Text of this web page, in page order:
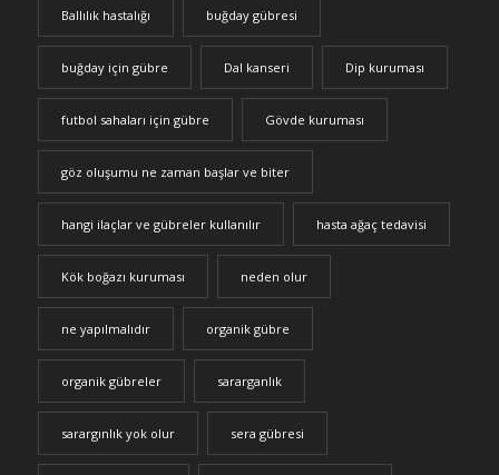
Ballılık hastalığı buğday gübresi
buğday için gübre Dal kanseri Dip kuruması
futbol sahaları için gübre Gövde kuruması
göz oluşumu ne zaman başlar ve biter
hangi ilaçlar ve gübreler kullanılır hasta ağaç tedavisi
Kök boğazı kuruması neden olur
ne yapılmalıdır organik gübre
organik gübreler sararganlık
sarargınlık yok olur sera gübresi